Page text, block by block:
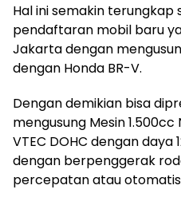
Hal ini semakin
pendaftaran mobil baru
Jakarta dengan
dengan Honda BR-V.
Dengan demikian bisa
mengusung Mesin
VTEC DOHC dengan daya
dengan berpenggerak
percepatan atau otomatis